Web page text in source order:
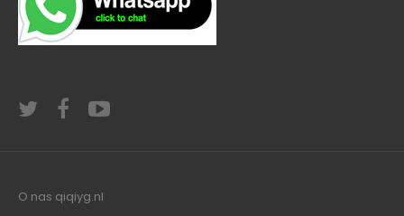
O nas qiqiyg.nl